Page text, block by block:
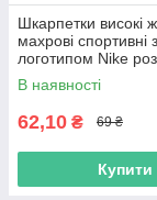
Шкарпетки високі
махрові спортивні з
логотипом Nike
В наявності
62,10 ₴ 69 ₴
Купити